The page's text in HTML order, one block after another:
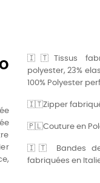
🇮🇹Tissus
polyester, 23%
100% Polyester
🇮🇹Zipper
🇵🇱Couture en
🇮🇹 Bandes de
fabriquées en